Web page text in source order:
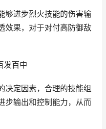
够进步烈火技能的伤害输
效果，对于对付高防御敌
发百中
决定因素，合理的技能组
步输出和控制能力，从而